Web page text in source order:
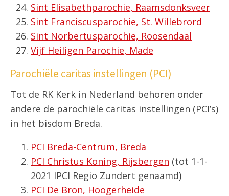
Sint Elisabethparochie, Raamsdonksveer
Sint Franciscusparochie, St. Willebrord
Sint Norbertusparochie, Roosendaal
Vijf Heiligen Parochie, Made
Parochiële caritas instellingen (PCI)
Tot de RK Kerk in Nederland behoren onder
andere de parochiële caritas instellingen (PCI’s)
in het bisdom Breda.
PCI Breda-Centrum, Breda
PCI Christus Koning, Rijsbergen (tot 1-1-
2021 IPCI Regio Zundert genaamd)
PCI De Bron, Hoogerheide